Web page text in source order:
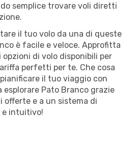
semplice trovare voli diretti
il tuo volo da una di queste
è facile e veloce. Approfitta
opzioni di volo disponibili per
perfetti per te. Che cosa
il tuo viaggio con
esplorare Pato Branco grazie
offerte e a un sistema di
e intuitivo!